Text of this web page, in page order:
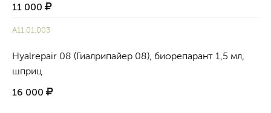
11 000
A11.01.003
Hyalrepair 08 (Гиалрипайер 08), биорепарант 1,5 мл,
шприц
16 000